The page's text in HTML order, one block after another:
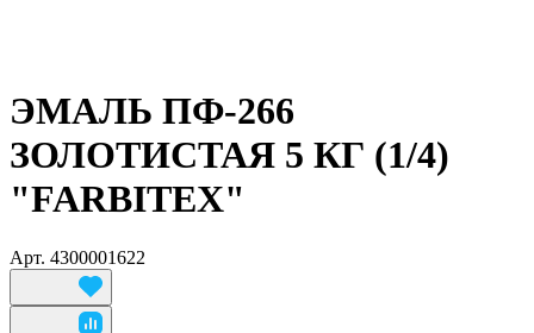
ЭМАЛЬ ПФ-266
ЗОЛОТИСТАЯ 5 КГ (1/4)
"FARBITEX"
Арт. 4300001622